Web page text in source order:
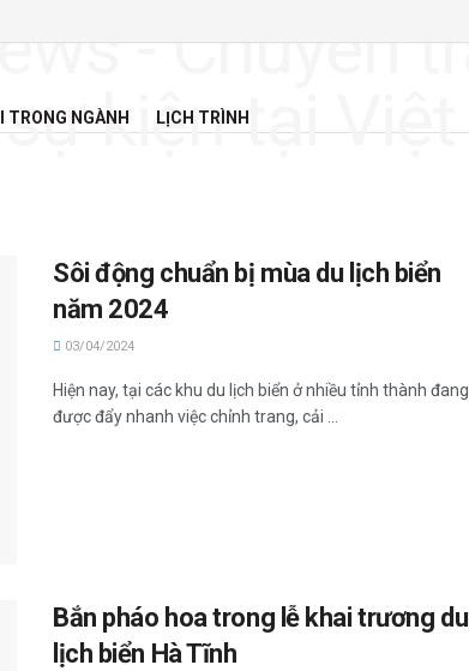
TRONG NGÀNH LỊCH TRÌNH
Sôi động chuẩn bị mùa du lịch biển
năm 2024
03/04/2024
Hiện nay, tại các khu du lịch biển ở nhiều tỉnh thành đang
được đẩy nhanh việc chỉnh trang, cải ...
Bắn pháo hoa trong lễ khai trương du
lịch biển Hà Tĩnh